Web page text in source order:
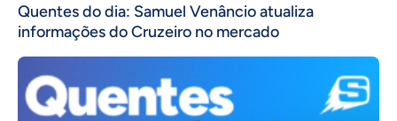
Quentes do dia: Samuel Venâncio atualiza
informações do Cruzeiro no mercado